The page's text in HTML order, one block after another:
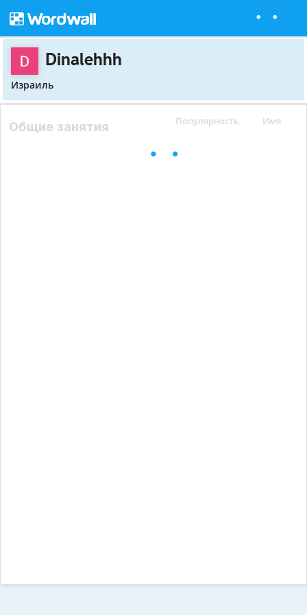
Dinalehhh
Израиль
Популярность Имя
Общие занятия